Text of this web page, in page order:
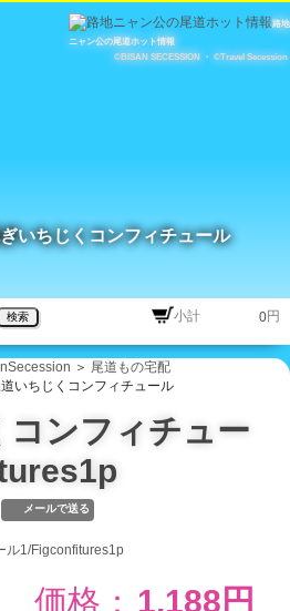
路地
ニャン公の尾道ホット情報
©BISAN SECESSION
・ ©Travel Secession
検索 円
いちじくコンフィチュール
＞ 尾道もの宅配
道いちじくコンフィチュール
コンフィチュー
メールで送る
価格： 1,188円